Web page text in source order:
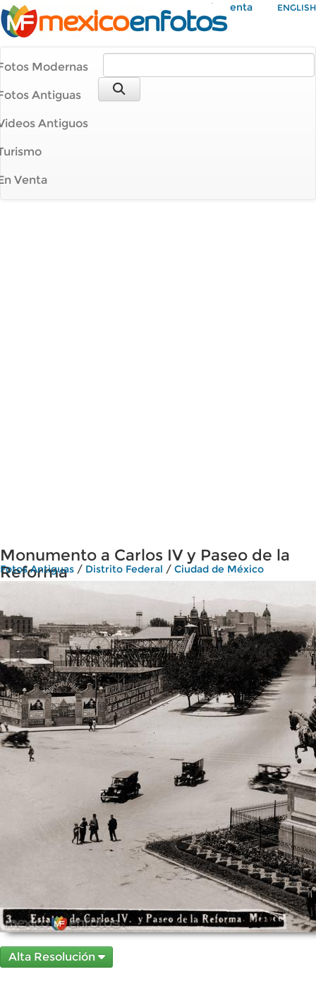
Mi Cuenta ENGLISH
Modernas
Antiguas
Antiguos
Venta
Monumento a Carlos IV y Paseo de la
Reforma
Fotos Antiguas / Distrito Federal / Ciudad de México
Alta Resolución